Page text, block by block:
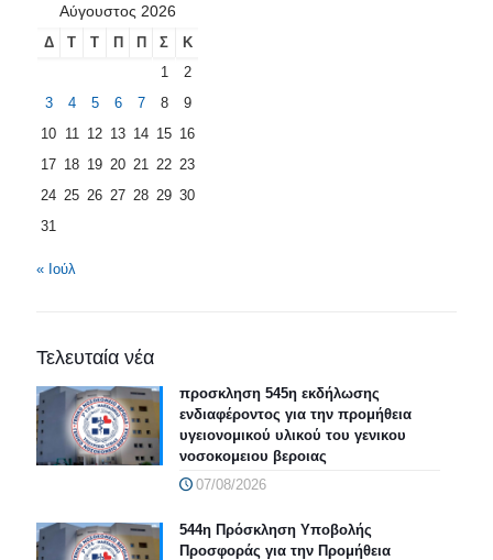
Αύγουστος 2026
Δ Τ Τ Π Π Σ
Κ
1
2
3
4 5 6 7 8
9
10 11 12 13 14 15 16
17 18 19 20 21 22 23
24 25 26 27 28 29 30
31
« Ιούλ
Τελευταία νέα
προσκληση 545η εκδήλωσης
ενδιαφέροντος για την προμήθεια
υγειονομικού υλικού του γενικου
νοσοκομειου βεροιας
07/08/2026
544η Πρόσκληση Υποβολής
Προσφοράς για την Προμήθεια